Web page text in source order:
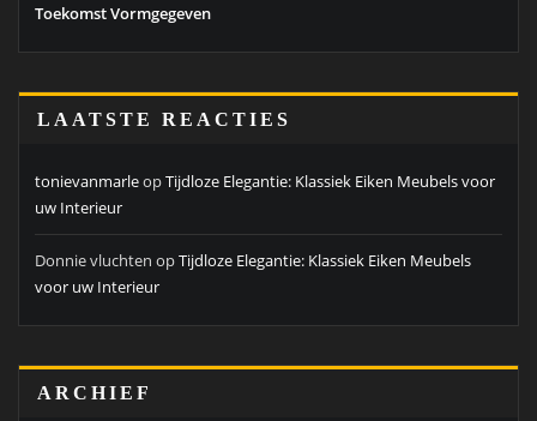
Toekomst Vormgegeven
LAATSTE REACTIES
tonievanmarleopTijdloze Elegantie: Klassiek Eiken Meubels voor
uw Interieur
Donnie vluchten opTijdloze Elegantie: Klassiek Eiken Meubels
voor uw Interieur
ARCHIEF